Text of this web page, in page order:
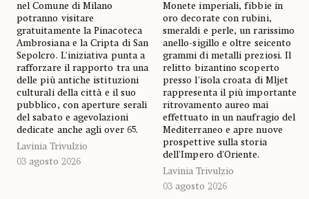
nel Comune di Milano
potranno visitare
gratuitamente la Pinacoteca
Ambrosiana e la Cripta di San
Sepolcro. L'iniziativa punta a
rafforzare il rapporto tra una
delle più antiche istituzioni
culturali della città e il suo
pubblico, con aperture serali
del sabato e agevolazioni
dedicate anche agli over 65.
Lavinia Trivulzio
03 agosto 2026
Monete imperiali, fibbie in
oro decorate con rubini,
smeraldi e perle, un rarissimo
anello-sigillo e oltre seicento
grammi di metalli preziosi. Il
relitto bizantino scoperto
presso l'isola croata di Mljet
rappresenta il più importante
ritrovamento aureo mai
effettuato in un naufragio del
Mediterraneo e apre nuove
prospettive sulla storia
dell'Impero d'Oriente.
Lavinia Trivulzio
03 agosto 2026